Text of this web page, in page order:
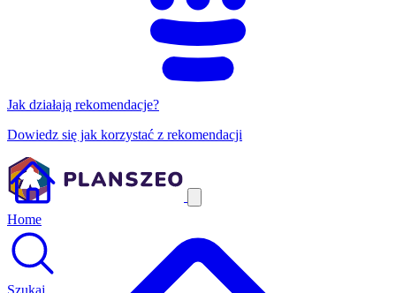
Jak działają rekomendacje?
Dowiedz się jak korzystać z rekomendacji
Home
Szukaj